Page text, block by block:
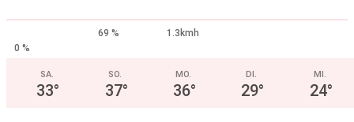
69 %
1.3kmh
0 %
SA.
33°
SO.
37°
MO.
36°
DI.
29°
MI.
24°